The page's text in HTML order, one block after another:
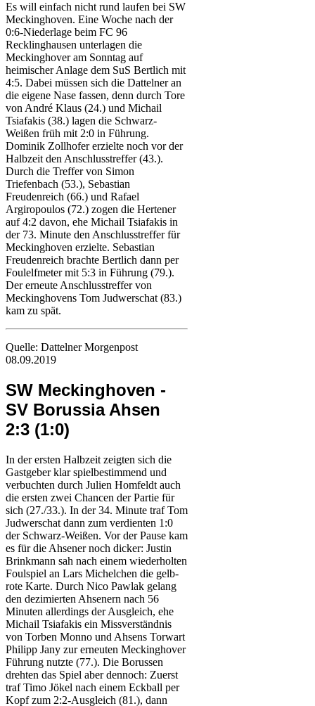
Es will einfach nicht rund laufen bei SW
Meckinghoven. Eine Woche nach der
0:6-Niederlage beim FC 96
Recklinghausen unterlagen die
Meckinghover am Sonntag auf
heimischer Anlage dem SuS Bertlich mit
4:5. Dabei müssen sich die Dattelner an
die eigene Nase fassen, denn durch Tore
von André Klaus (24.) und Michail
Tsiafakis (38.) lagen die Schwarz-
Weißen früh mit 2:0 in Führung.
Dominik Zollhofer erzielte noch vor der
Halbzeit den Anschlusstreffer (43.).
Durch die Treffer von Simon
Triefenbach (53.), Sebastian
Freudenreich (66.) und Rafael
Argiropoulos (72.) zogen die Hertener
auf 4:2 davon, ehe Michail Tsiafakis in
der 73. Minute den Anschlusstreffer für
Meckinghoven erzielte. Sebastian
Freudenreich brachte Bertlich dann per
Foulelfmeter mit 5:3 in Führung (79.).
Der erneute Anschlusstreffer von
Meckinghovens Tom Judwerschat (83.)
kam zu spät.
Quelle: Dattelner Morgenpost
08.09.2019
SW Meckinghoven -
SV Borussia Ahsen
2:3 (1:0)
In der ersten Halbzeit zeigten sich die
Gastgeber klar spielbestimmend und
verbuchten durch Julien Homfeldt auch
die ersten zwei Chancen der Partie für
sich (27./33.). In der 34. Minute traf Tom
Judwerschat dann zum verdienten 1:0
der Schwarz-Weißen. Vor der Pause kam
es für die Ahsener noch dicker: Justin
Brinkmann sah nach einem wiederholten
Foulspiel an Lars Michelchen die gelb-
rote Karte. Durch Nico Pawlak gelang
den dezimierten Ahsenern nach 56
Minuten allerdings der Ausgleich, ehe
Michail Tsiafakis ein Missverständnis
von Torben Monno und Ahsens Torwart
Philipp Jany zur erneuten Meckinghover
Führung nutzte (77.). Die Borussen
drehten das Spiel aber dennoch: Zuerst
traf Timo Jökel nach einem Eckball per
Kopf zum 2:2-Ausgleich (81.), dann